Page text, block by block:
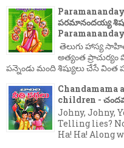
పరమానందయ్య
తెలుగు హాస్య
అత్యంత
పన్నెండు మంది శిష్యులు చేసే వింత
Chandamama
children -
Johny, Johny,
Telling lies?
Ha! Ha! Along